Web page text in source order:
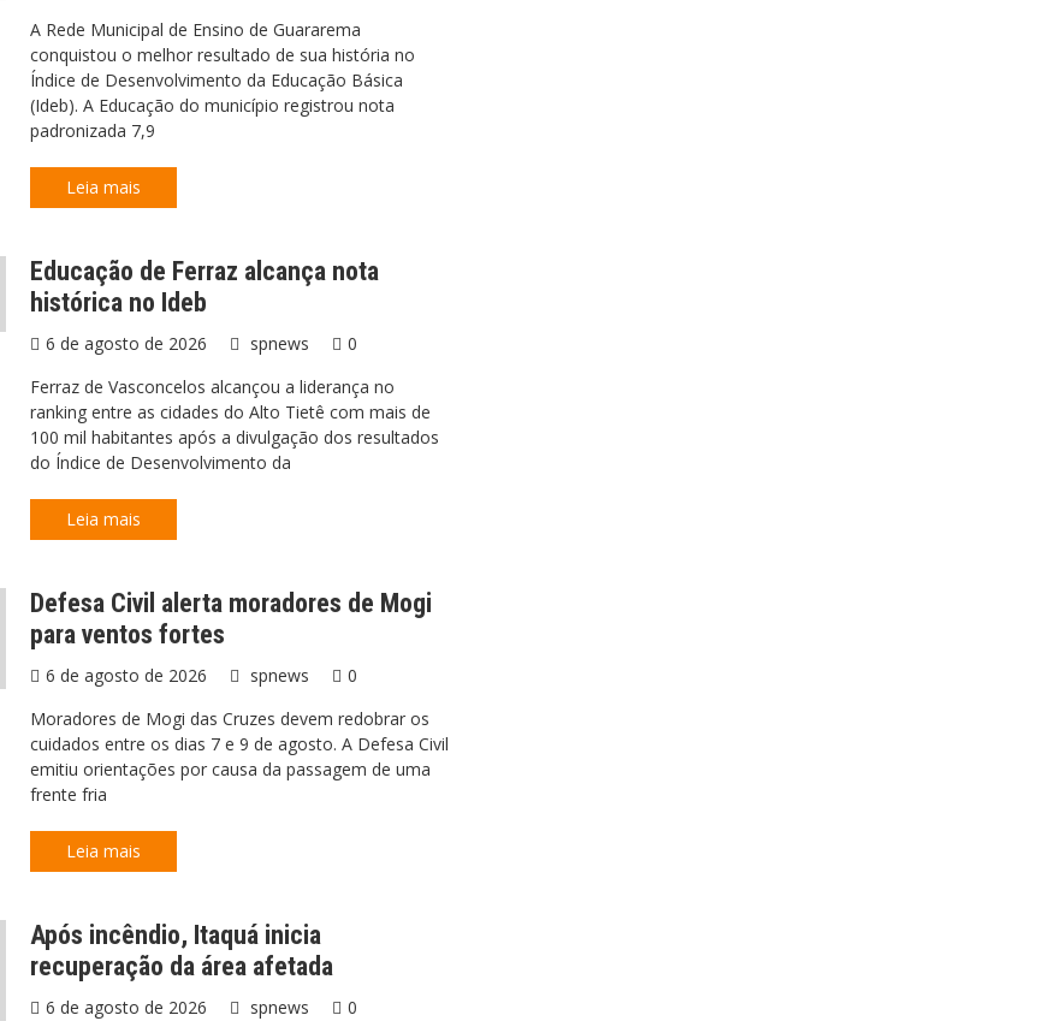
A Rede Municipal de Ensino de Guararema
conquistou o melhor resultado de sua história no
Índice de Desenvolvimento da Educação Básica
(Ideb). A Educação do município registrou nota
padronizada 7,9
Leia mais
Educação de Ferraz alcança nota
histórica no Ideb
6 de agosto de 2026 spnews
0
Ferraz de Vasconcelos alcançou a liderança no
ranking entre as cidades do Alto Tietê com mais de
100 mil habitantes após a divulgação dos resultados
do Índice de Desenvolvimento da
Leia mais
Defesa Civil alerta moradores de Mogi
para ventos fortes
6 de agosto de 2026 spnews
0
Moradores de Mogi das Cruzes devem redobrar os
cuidados entre os dias 7 e 9 de agosto. A Defesa Civil
emitiu orientações por causa da passagem de uma
frente fria
Leia mais
Após incêndio, Itaquá inicia
recuperação da área afetada
6 de agosto de 2026 spnews
0